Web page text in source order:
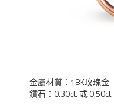
金屬材質：18K玫瑰金
鑽石：0.30ct. 或 0.50ct.